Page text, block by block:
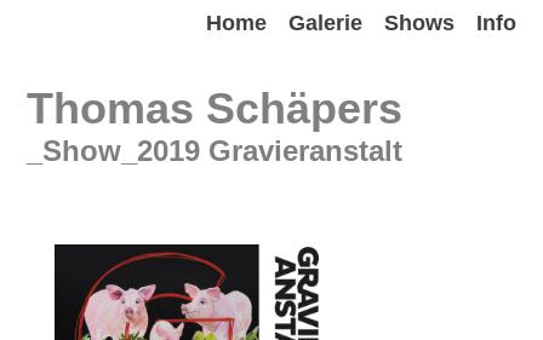
Home Galerie Shows Info
Thomas Schäpers
_Show_2019 Gravieranstalt